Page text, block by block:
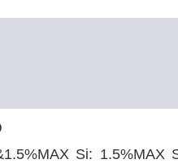
Si: 1.5%MAX